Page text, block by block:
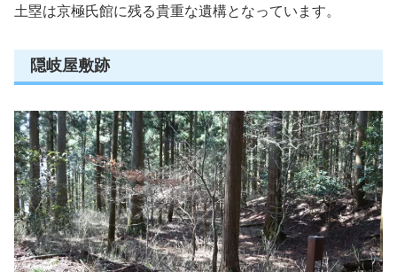
土塁は京極氏館に残る貴重な遺構となっています。
隠岐屋敷跡